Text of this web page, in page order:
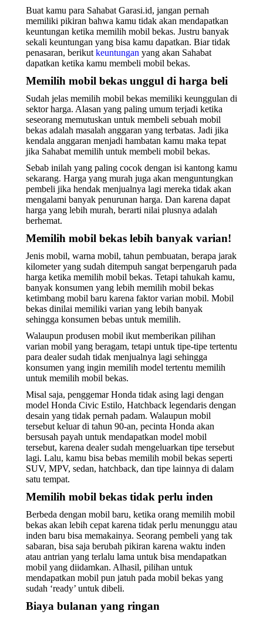
Buat kamu para Sahabat Garasi.id, jangan pernah
memiliki pikiran bahwa kamu tidak akan mendapatkan
keuntungan ketika memilih mobil bekas. Justru banyak
sekali keuntungan yang bisa kamu dapatkan. Biar tidak
penasaran, berikut keuntungan yang akan Sahabat
dapatkan ketika kamu membeli mobil bekas.
Memilih mobil bekas unggul di harga beli
Sudah jelas memilih mobil bekas memiliki keunggulan di
sektor harga. Alasan yang paling umum terjadi ketika
seseorang memutuskan untuk membeli sebuah mobil
bekas adalah masalah anggaran yang terbatas. Jadi jika
kendala anggaran menjadi hambatan kamu maka tepat
jika Sahabat memilih untuk membeli mobil bekas.
Sebab inilah yang paling cocok dengan isi kantong kamu
sekarang. Harga yang murah juga akan menguntungkan
pembeli jika hendak menjualnya lagi mereka tidak akan
mengalami banyak penurunan harga. Dan karena dapat
harga yang lebih murah, berarti nilai plusnya adalah
berhemat.
Memilih mobil bekas lebih banyak varian!
Jenis mobil, warna mobil, tahun pembuatan, berapa jarak
kilometer yang sudah ditempuh sangat berpengaruh pada
harga ketika memilih mobil bekas. Tetapi tahukah kamu,
banyak konsumen yang lebih memilih mobil bekas
ketimbang mobil baru karena faktor varian mobil. Mobil
bekas dinilai memiliki varian yang lebih banyak
sehingga konsumen bebas untuk memilih.
Walaupun produsen mobil ikut memberikan pilihan
varian mobil yang beragam, tetapi untuk tipe-tipe tertentu
para dealer sudah tidak menjualnya lagi sehingga
konsumen yang ingin memilih model tertentu memilih
untuk memilih mobil bekas.
Misal saja, penggemar Honda tidak asing lagi dengan
model Honda Civic Estilo, Hatchback legendaris dengan
desain yang tidak pernah padam. Walaupun mobil
tersebut keluar di tahun 90-an, pecinta Honda akan
bersusah payah untuk mendapatkan model mobil
tersebut, karena dealer sudah mengeluarkan tipe tersebut
lagi. Lalu, kamu bisa bebas memilih mobil bekas seperti
SUV, MPV, sedan, hatchback, dan tipe lainnya di dalam
satu tempat.
Memilih mobil bekas tidak perlu inden
Berbeda dengan mobil baru, ketika orang memilih mobil
bekas akan lebih cepat karena tidak perlu menunggu atau
inden baru bisa memakainya. Seorang pembeli yang tak
sabaran, bisa saja berubah pikiran karena waktu inden
atau antrian yang terlalu lama untuk bisa mendapatkan
mobil yang diidamkan. Alhasil, pilihan untuk
mendapatkan mobil pun jatuh pada mobil bekas yang
sudah ‘ready’ untuk dibeli.
Biaya bulanan yang ringan